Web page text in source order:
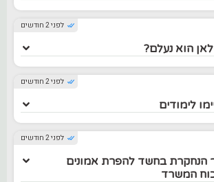
לפני 2 חודשים
הוא נעלם?
לפני 2 חודשים
לימודים
לפני 2 חודשים
הנחקרת בחשד להפרת אמונים
המשרד